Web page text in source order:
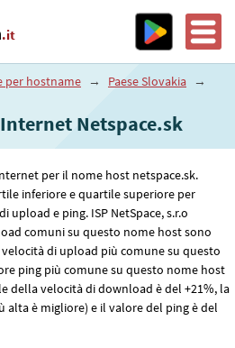
.it
per hostname → Paese Slovakia →
Netspace.sk
per il nome host netspace.sk.
inferiore e quartile superiore per
e ping. ISP NetSpace, s.r.o
comuni su questo nome host sono
velocità di upload più comune su questo
ping più comune su questo nome host
della velocità di download è del +21%, la
alta è migliore) e il valore del ping è del